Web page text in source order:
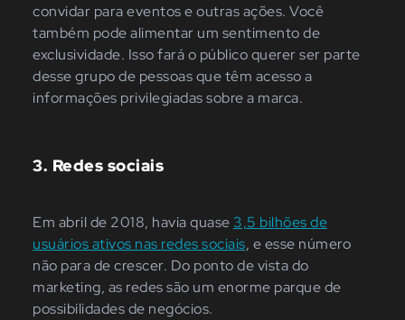
convidar para eventos e outras ações. Você
também pode alimentar um sentimento de
exclusividade. Isso fará o público querer ser parte
desse grupo de pessoas que têm acesso a
informações privilegiadas sobre a marca.
3. Redes sociais
Em abril de 2018, havia quase 3,5 bilhões de
usuários ativos nas redes sociais, e esse número
não para de crescer. Do ponto de vista do
marketing, as redes são um enorme parque de
possibilidades de negócios.